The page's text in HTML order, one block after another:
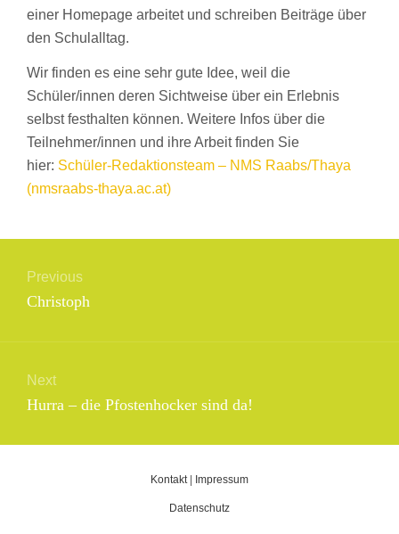
einer Homepage arbeitet und schreiben Beiträge über
den Schulalltag.
Wir finden es eine sehr gute Idee, weil die
Schüler/innen deren Sichtweise über ein Erlebnis
selbst festhalten können. Weitere Infos über die
Teilnehmer/innen und ihre Arbeit finden Sie
hier: Schüler-Redaktionsteam – NMS Raabs/Thaya
(nmsraabs-thaya.ac.at)
Previous
Previous
Christoph
Next
Next
Hurra – die Pfostenhocker sind da!
Kontakt | Impressum
Datenschutz